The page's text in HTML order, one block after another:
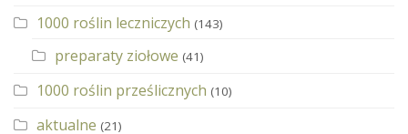
1000 roślin leczniczych (143)
preparaty ziołowe (41)
1000 roślin prześlicznych (10)
aktualne (21)